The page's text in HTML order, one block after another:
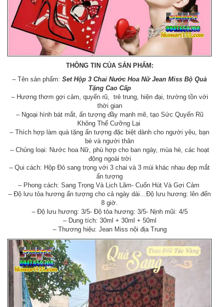
THÔNG TIN CỦA SẢN PHẨM:
– Tên sản phẩm: Set Hộp 3 Chai Nước Hoa Nữ Jean Miss Bộ Quà
Tặng Cao Cấp
– Hương thơm gợi cảm, quyến rũ, trẻ trung, hiện đại, trường tồn với
thời gian
– Ngoại hình bát mắt, ấn tượng đầy mạnh mẽ, tạo Sức Quyến Rũ
Không Thể Cưỡng Lại
– Thích hợp làm quà tặng ấn tượng đặc biệt dành cho người yêu, bạn
bè và người thân
– Chủng loại: Nước hoa Nữ, phù hợp cho ban ngày, mùa hè, các hoạt
động ngoài trời
– Qui cách: Hộp Đỏ sang trọng với 3 chai và 3 mùi khác nhau đẹp mắt
ấn tượng
– Phong cách: Sang Trọng Và Lịch Lãm- Cuốn Hút Và Gợi Cảm
– Độ lưu tỏa hương ấn tượng cho cả ngày dài…Độ lưu hương: lên đến
8 giờ.
– Độ lưu hương: 3/5- Độ tỏa hương: 3/5- Nịnh mũi: 4/5
– Dung tích: 30ml + 30ml + 50ml
– Thương hiệu: Jean Miss nội địa Trung